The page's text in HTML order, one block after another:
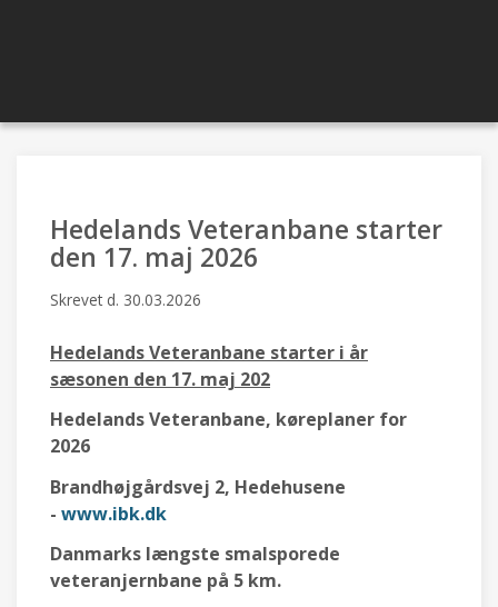
Hedelands Veteranbane starter
den 17. maj 2026
Skrevet d. 30.03.2026
Hedelands Veteranbane starter i år
sæsonen den 17. maj 202
Hedelands Veteranbane, køreplaner for
2026
Brandhøjgårdsvej 2, Hedehusene
- www.ibk.dk
Danmarks længste smalsporede
veteranjernbane på 5 km.